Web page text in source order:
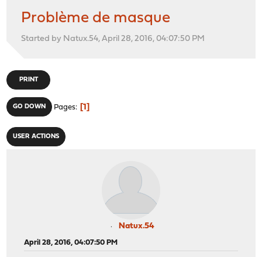
Problème de masque
Started by Natux.54, April 28, 2016, 04:07:50 PM
PRINT
GO DOWN Pages 1
USER ACTIONS
Natux.54
April 28, 2016, 04:07:50 PM